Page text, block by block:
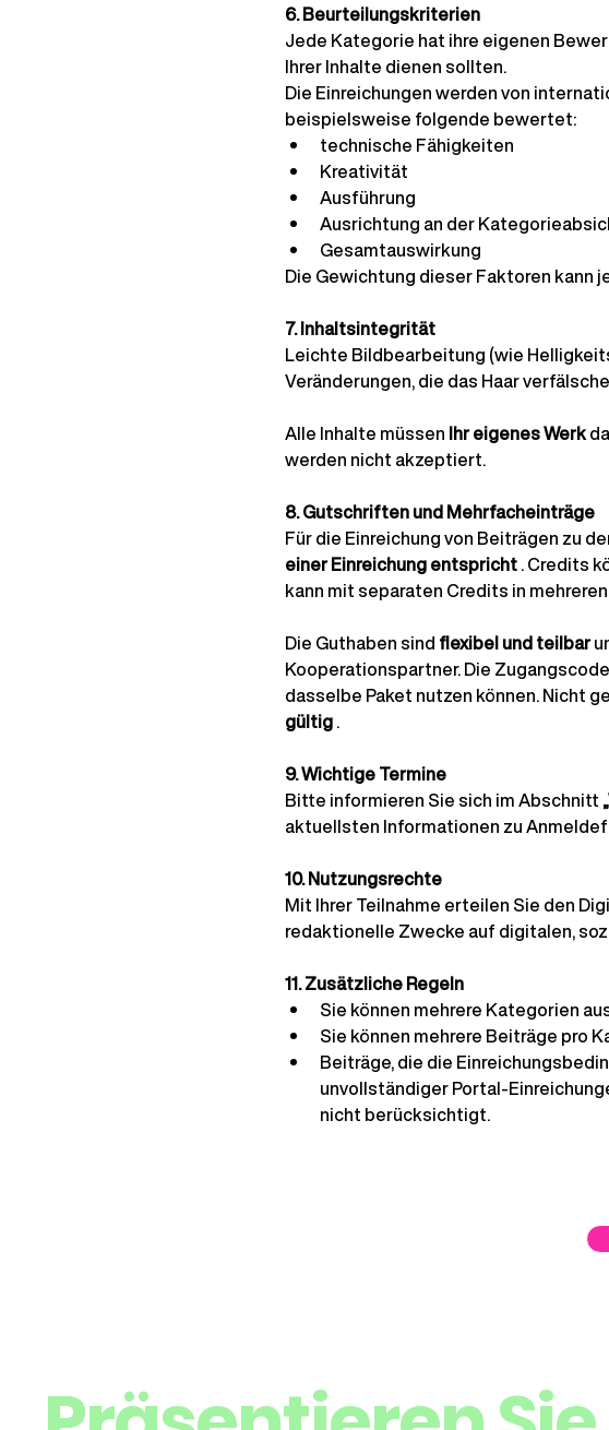
6. Beurteilungskriterien
Jede Kategorie hat ihre eigenen
Ihrer Inhalte dienen sollten.
Die Einreichungen werden von
beispielsweise folgende bewertet:
technische Fähigkeiten
Kreativität
Ausführung
Ausrichtung an der
Gesamtauswirkung
Die Gewichtung dieser Faktoren kann
7. Inhaltsintegrität
Leichte Bildbearbeitung (wie
Veränderungen, die das Haar
Alle Inhalte müssen Ihr eigenes Werk
werden nicht akzeptiert.
8. Gutschriften und Mehrfacheinträge
Für die Einreichung von Beiträgen zu
einer Einreichung entspricht. Credits
kann mit separaten Credits in
Die Guthaben sind flexibel und teilbar
Kooperationspartner. Die
dasselbe Paket nutzen können. Nicht
gültig.
9. Wichtige Termine
Bitte informieren Sie sich im Abschnitt
aktuellsten Informationen zu
10. Nutzungsrechte
Mit Ihrer Teilnahme erteilen Sie den
redaktionelle Zwecke auf digitalen,
11. Zusätzliche Regeln
Sie können mehrere Kategorien
Sie können mehrere Beiträge pro
Beiträge, die die
unvollständiger Portal-
nicht berücksichtigt.